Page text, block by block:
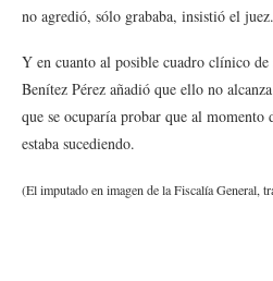
no agredió, sólo grababa, insistió el juez.
Y en cuanto al posible cuadro clínico de
Benítez Pérez añadió que ello no
que se ocuparía probar que al momento
estaba sucediendo.
(El imputado en imagen de la Fiscalía General,